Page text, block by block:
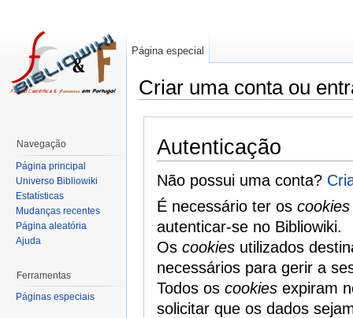
Criar uma conta ou
Autenticação
Não possui uma conta?
É necessário ter os cookies
autenticar-se no Bibliowiki.
Os cookiesutilizados
necessários para gerir a
Todos os cookiesexpiram
solicitar que os dados
Página especial
Navegação
Página principal
Universo Bibliowiki
Estatísticas
Mudanças recentes
Página aleatória
Ajuda
Ferramentas
Páginas especiais